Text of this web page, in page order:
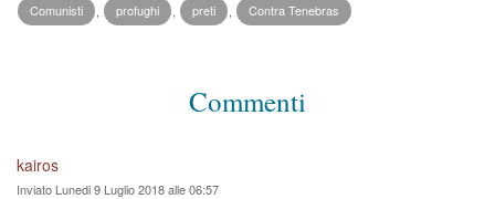
Comunisti
profughi preti Contra Tenebras
Commenti
kairos
Inviato Lunedi 9 Luglio 2018 alle 06:57